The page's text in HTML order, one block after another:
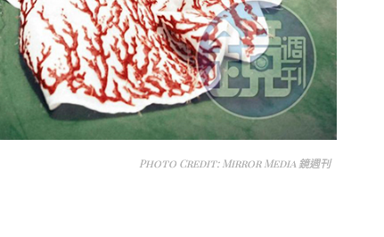
Photo Credit: Mirror Media 鏡週刊